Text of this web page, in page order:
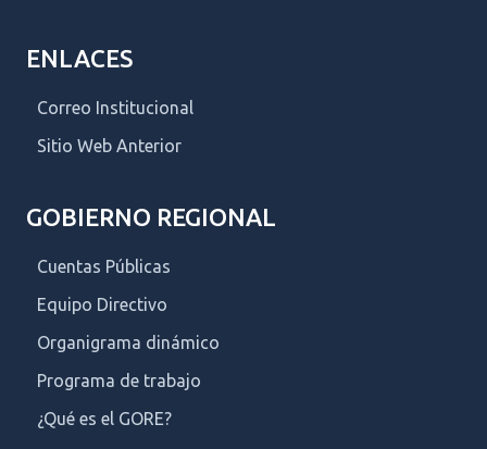
ENLACES
Correo Institucional
Sitio Web Anterior
GOBIERNO REGIONAL
Cuentas Públicas
Equipo Directivo
Organigrama dinámico
Programa de trabajo
¿Qué es el GORE?